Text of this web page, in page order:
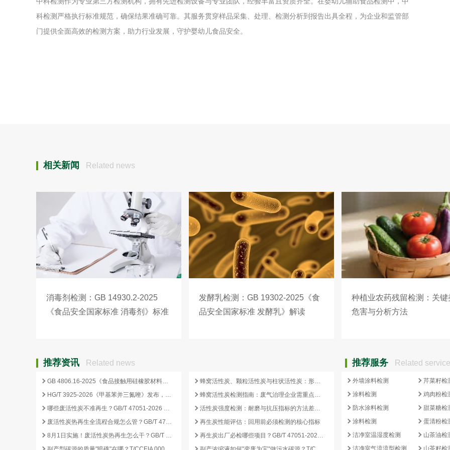
科检测严格执行标准规范，确保结果准确可靠。其服务贯穿样品采集、处理、检测分析到报告出具全程，为企业和监管部
门提供全面高效的检测方案，助力行业发展，守护婴幼儿食品安全。
相关新闻 Related news
消毒剂检测：GB 14930.2-2025
《食品安全国家标准 消毒剂》标准
发酵乳检测：GB 19302-2025《食
品安全国家标准 发酵乳》解读
种植业农药残留检测：关键
危害与分析方法
推荐资讯 Related news 推荐服务 Related service
GB 4806.16-2025《食品接触用硅橡胶材料及制品》标准解析
HG/T 3925-2026《甲基苯并三氮唑》发布，2026 年 12 月 1 日起实施
哪些废活性炭不准再生？GB/T 47051-2026 划定的禁止再生红线
废活性炭热再生全流程合规怎么管？GB/T 47051-2026 从分类到出厂检测
8月1日实施！废活性炭热再生怎么干？GB/T 47051-2026 八步程序这样落地
蜂窝活性炭、颗粒活性炭与柱状活性炭：形态差异与检测重点对照
蜂窝活性炭检测指南：废气治理企业需重点关注的5项核心指标
活性炭强度检测：耐磨与抗压指标的方法差异及验收意义
再生炭性能评估：回用前必须检测的核心指标
再生炭出厂必检哪些项目？GB/T 47051-2026 再生活性炭检测清单这样列
外墙涂料检测
涂料检测
防水涂料检测
涂料检测
洁净室温湿度检测
洁净室气流流型检测
芹菜籽检
鸡肉粉检
甜菜糖检
蛋清粉检
山茶油检
山茶籽检